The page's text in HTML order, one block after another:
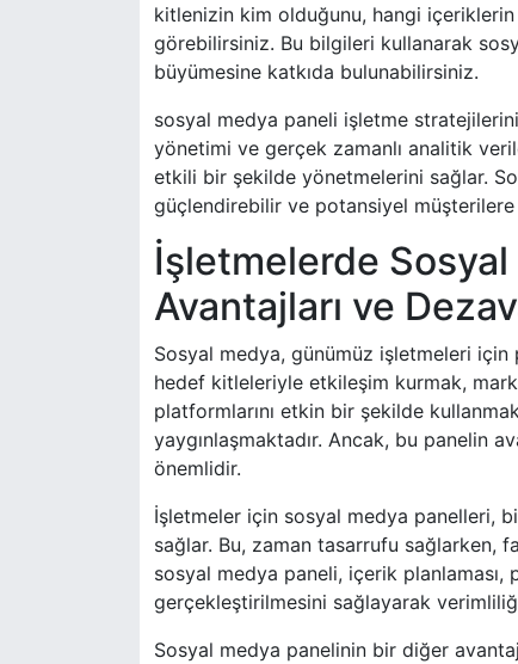
kitlenizin kim olduğunu, hangi içeriklerin
görebilirsiniz. Bu bilgileri kullanarak
büyümesine katkıda bulunabilirsiniz.
sosyal medya paneli işletme
yönetimi ve gerçek zamanlı analitik
etkili bir şekilde yönetmelerini sağlar.
güçlendirebilir ve potansiyel
İşletmelerde Sosyal
Avantajları ve
Sosyal medya, günümüz işletmeleri
hedef kitleleriyle etkileşim kurmak,
platformlarını etkin bir şekilde
yaygınlaşmaktadır. Ancak, bu panelin
önemlidir.
İşletmeler için sosyal medya panelleri,
sağlar. Bu, zaman tasarrufu sağlarken,
sosyal medya paneli, içerik
gerçekleştirilmesini sağlayarak verimliliği
Sosyal medya panelinin bir diğer